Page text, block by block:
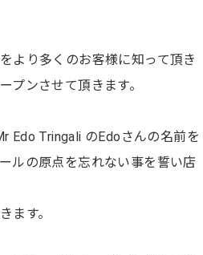
より多くのお客様に知って頂き
プンさせて頂きます。
Edo Tringali のEdoさんの名前を
ルの原点を忘れない事を誓い店
ます。